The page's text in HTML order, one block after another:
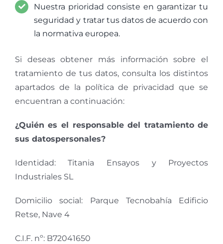
Nuestra prioridad consiste en garantizar tu
seguridad y tratar tus datos de acuerdo con
la normativa europea.
Si deseas obtener más información sobre el
tratamiento de tus datos, consulta los distintos
apartados de la política de privacidad que se
encuentran a continuación:
¿Quién es el responsable del tratamiento de
sus datospersonales?
Identidad: Titania Ensayos y Proyectos
Industriales SL
Domicilio social: Parque Tecnobahía Edificio
Retse, Nave 4
C.I.F. nº: B72041650